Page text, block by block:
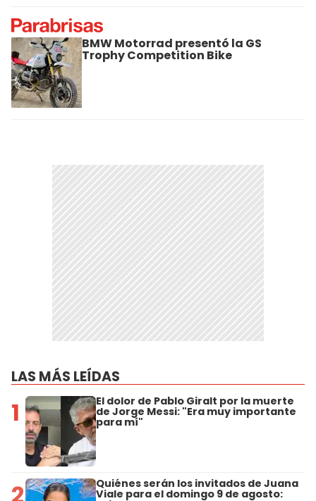
BMW Motorrad presentó la GS
Trophy Competition Bike
LAS MÁS LEÍDAS
1 El dolor de Pablo Giralt por la muerte
de Jorge Messi: "Era muy importante
para mí"
Quiénes serán los invitados de Juana
Viale para el domingo 9 de agosto: